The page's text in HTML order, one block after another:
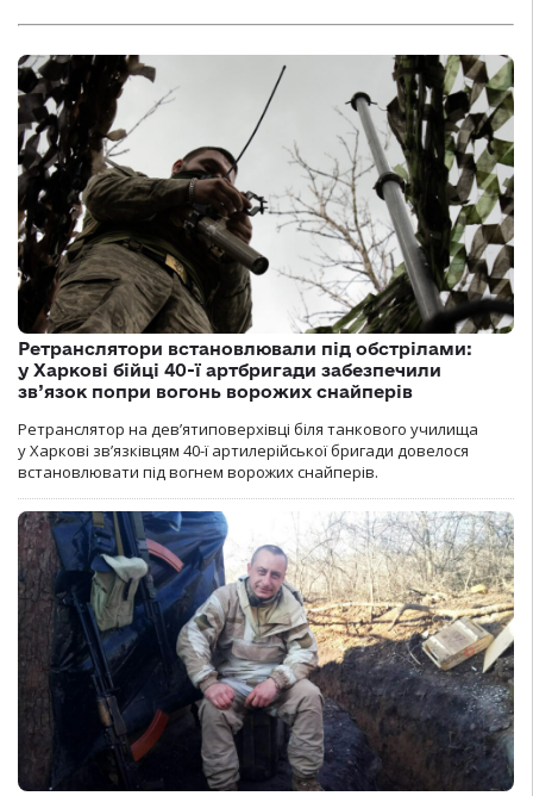
Ретранслятори встановлювали під обстрілами:
у Харкові бійці 40-ї артбригади забезпечили
зв’язок попри вогонь ворожих снайперів
Ретранслятор на дев’ятиповерхівці біля танкового училища
у Харкові зв’язківцям 40-ї артилерійської бригади довелося
встановлювати під вогнем ворожих снайперів.